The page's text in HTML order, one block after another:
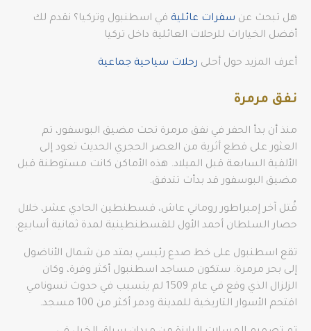
هل تبحث عن سفرات عائلية في اسطنبول وتركيا؟ نقدم لك
أفضل الخيارات للرحلات العائلية داخل تركيا
أعرف المزيد حول أحلى رحلات سياحية جماعية
نفق مرمرة
منذ أن بدأ الحفر في نفق مرمرة تحت مضيق البوسفور، تم
العثور على قطع أثرية من العصر الحجري الحديث تعود إلى
الألفية السابعة قبل الميلاد. هذه الأماكن كانت مستوطنة قبل
مضيق البوسفور قد بدأت تتدفق.
قُتل آخر إمبراطور روماني عاش، قسطنطين الحادي عشر، خلال
حصار السلطان أحمد الأول للقسطنطينية لمدة ثمانية أسابيع.
تقع اسطنبول على خط صدع رئيسي يمتد من شمال الأناضول
إلى بحر مرمرة. ستكون مساجد اسطنبول أكثر وفرة، وكان
الزلزال الذي وقع في عام 1509 لم يتسبب في حدوث تسونامي
اقتحم الأسوار التاريخية للمدينة ودمر أكثر من 100 مسجد.